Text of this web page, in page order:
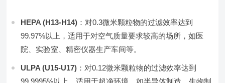
HEPA (H13-H14) ：对0.3微米颗粒物的过滤效率达到
99.97%以上，适用于对空气质量要求较高的场所，如医
院、实验室、精密仪器生产车间等。
ULPA (U15-U17) ：对0.12微米颗粒物的过滤效率达到
99.9995%以上，适用于超净环境，如半导体制造、生物制